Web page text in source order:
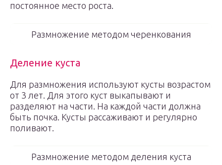
постоянное место роста.
Размножение методом черенкования
Деление куста
Для размножения используют кусты возрастом
от 3 лет. Для этого куст выкапывают и
разделяют на части. На каждой части должна
быть почка. Кусты рассаживают и регулярно
поливают.
Размножение методом деления куста